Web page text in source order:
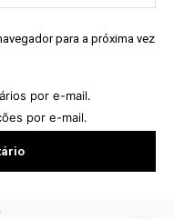
para a próxima vez
por e-mail.
por e-mail.